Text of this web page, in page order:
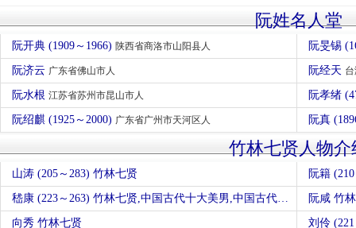
阮姓名人堂
阮开典 (1909～1966) 陕西省商洛市山阳县人 阮旻锡
阮济云 广东省佛山市人 阮经天
阮水根 江苏省苏州市昆山市人 阮孝绪
阮绍麒 (1925～2000) 广东省广州市天河区人 阮真
竹林七贤人物介
山涛 (205～283) 竹林七贤 阮籍
嵇康 (223～263) 竹林七贤,中国古代十大美男,中国古代十大音乐家 阮咸 竹
向秀 竹林七贤 刘伶